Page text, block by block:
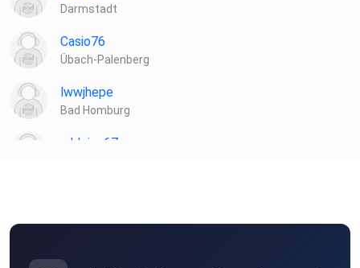
Darmstadt
Casio76
Übach-Palenberg
lwwjhepe
Bad Homburg
mkleine67